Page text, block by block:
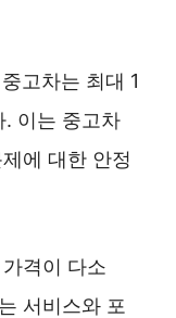
고차는 최대 1
. 이는 중고차
에 대한 안정
격이 다소
서비스와 포